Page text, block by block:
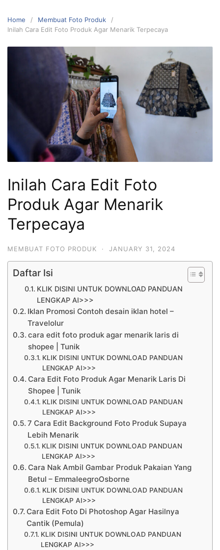
Home
Membuat Foto Produk
Inilah Cara Edit Foto Produk Agar Menarik Terpecaya
Inilah Cara Edit Foto
Produk Agar Menarik
Terpecaya
MEMBUAT FOTO PRODUK · JANUARY 31, 2024
Daftar Isi
KLIK DISINI UNTUK DOWNLOAD PANDUAN
LENGKAP AI>>>
Iklan Promosi Contoh desain iklan hotel –
Travelolur
cara edit foto produk agar menarik laris di
shopee | Tunik
KLIK DISINI UNTUK DOWNLOAD PANDUAN
LENGKAP AI>>>
Cara Edit Foto Produk Agar Menarik Laris Di
Shopee | Tunik
KLIK DISINI UNTUK DOWNLOAD PANDUAN
LENGKAP AI>>>
7 Cara Edit Background Foto Produk Supaya
Lebih Menarik
KLIK DISINI UNTUK DOWNLOAD PANDUAN
LENGKAP AI>>>
Cara Nak Ambil Gambar Produk Pakaian Yang
Betul – EmmaleegroOsborne
KLIK DISINI UNTUK DOWNLOAD PANDUAN
LENGKAP AI>>>
Cara Edit Foto Di Photoshop Agar Hasilnya
Cantik (Pemula)
KLIK DISINI UNTUK DOWNLOAD PANDUAN
LENGKAP AI>>>